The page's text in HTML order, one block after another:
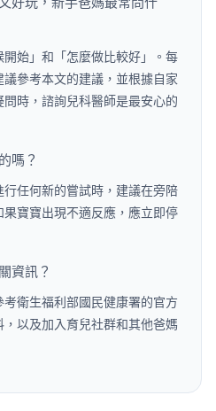
始」和「怎麼做比較好」。每
參考本文的建議，並根據自家
時，諮詢兒科醫師是最安心的
嗎？
任何新的嘗試時，建議在旁陪
寶寶出現不適反應，應立即停
資訊？
衛生福利部國民健康署的官方
以及加入育兒社群和其他爸媽